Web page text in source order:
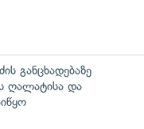
განცხადებაზე
ღალატისა და